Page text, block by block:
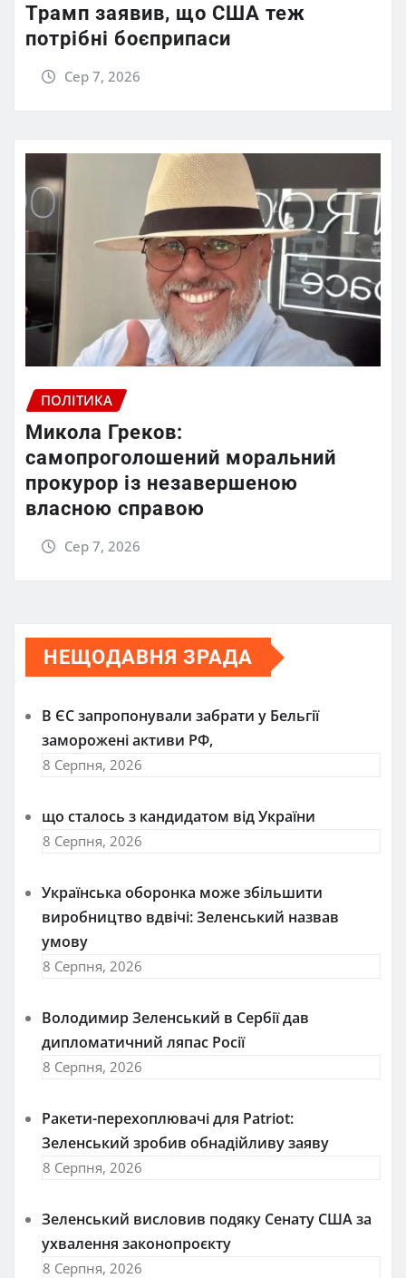
Трамп заявив, що США теж
потрібні боєприпаси
Сер 7, 2026
ПОЛІТИКА
Микола Греков:
самопроголошений моральний
прокурор із незавершеною
власною справою
Сер 7, 2026
НЕЩОДАВНЯ ЗРАДА
В ЄС запропонували забрати у Бельгії
заморожені активи РФ,
8 Серпня, 2026
що сталось з кандидатом від України
8 Серпня, 2026
Українська оборонка може збільшити
виробництво вдвічі: Зеленський назвав
умову
8 Серпня, 2026
Володимир Зеленський в Сербії дав
дипломатичний ляпас Росії
8 Серпня, 2026
Ракети-перехоплювачі для Patriot:
Зеленський зробив обнадійливу заяву
8 Серпня, 2026
Зеленський висловив подяку Сенату США за
ухвалення законопроєкту
8 Серпня, 2026